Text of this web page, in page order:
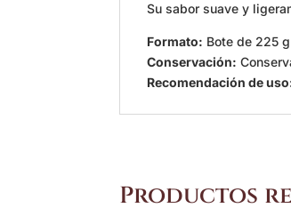
Su sabor suave y
Formato: Bote de 225
Conservación:
Recomendación de
Productos